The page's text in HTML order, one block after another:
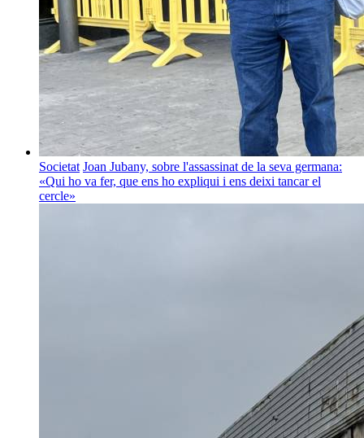
Societat Joan Jubany, sobre l'assassinat de la seva germana:
«Qui ho va fer, que ens ho expliqui i ens deixi tancar el
cercle»